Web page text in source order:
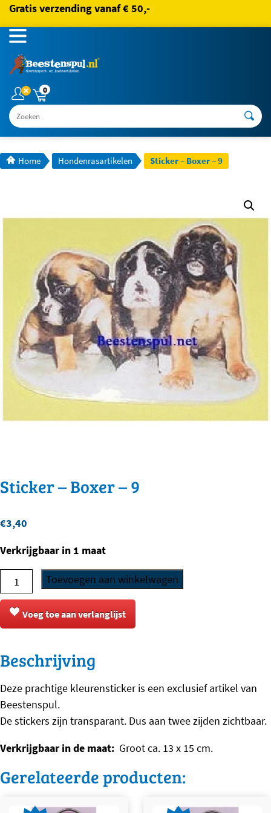
Gratis verzending vanaf € 50,-
0
Zoeken
Home Hondenrasartikelen Sticker – Boxer – 9
Sticker – Boxer – 9
€3,40
Verkrijgbaar in 1 maat
Sticker
-
Boxer
-
aantal
Toevoegen aan winkelwagen
Voeg toe aan verlanglijst
Beschrijving
Deze prachtige kleurensticker is een exclusief artikel van
Beestenspul.
De stickers zijn transparant. Dus aan twee zijden zichtbaar.
Verkrijgbaar in de maat: Groot ca. 13 x 15 cm.
Gerelateerde producten: